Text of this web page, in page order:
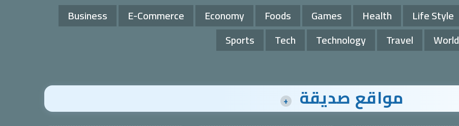
Business E-Commerce Economy Foods Games Health Life Style
Sports
Tech Technology Travel World
مواقع صديقة +